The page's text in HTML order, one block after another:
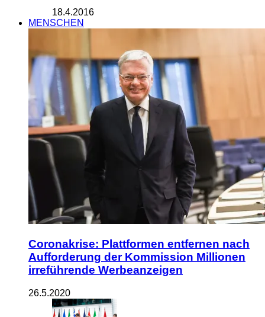
18.4.2016
MENSCHEN
Coronakrise: Plattformen entfernen nach
Aufforderung der Kommission Millionen
irreführende Werbeanzeigen
26.5.2020